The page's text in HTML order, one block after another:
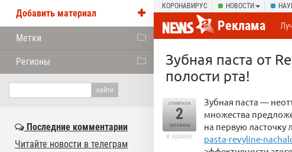
КОРОНАВИРУС НОВОСТИ
Реклама
Зубная паста от
полости рта!
отметили
2
человека
в архиве
Зубная паста —
множества
на первую ласточку
pasta-revyline-
Добавить материал
Метки
Регионы
Последние комментарии
Читайте новости в телеграм